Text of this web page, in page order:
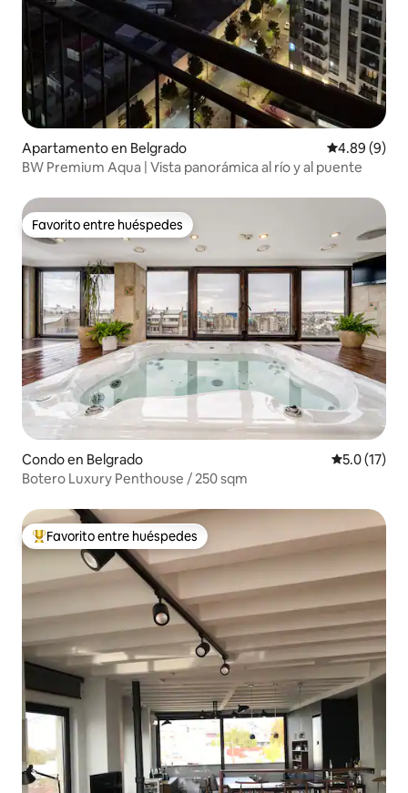
Apartamento en Belgrado Calificación
4.89 (9)
BW Premium Aqua | Vista panorámica al río y al puente
Favorito entre huéspedes
Favorito entre huéspedes
Condo en Belgrado Calificación
5.0 (17)
Botero Luxury Penthouse / 250 sqm
Favorito entre huéspedes preferido
Favorito entre huéspedes